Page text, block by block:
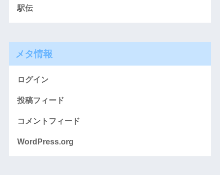
駅伝
メタ情報
ログイン
投稿フィード
コメントフィード
WordPress.org